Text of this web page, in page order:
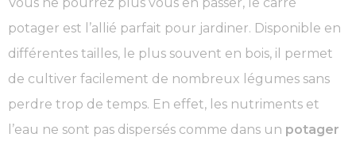
potager est l’allié parfait pour jardiner. Disponible en
différentes tailles, le plus souvent en bois, il permet
de cultiver facilement de nombreux légumes sans
perdre trop de temps. En effet, les nutriments et
l’eau ne sont pas dispersés comme dans un potager